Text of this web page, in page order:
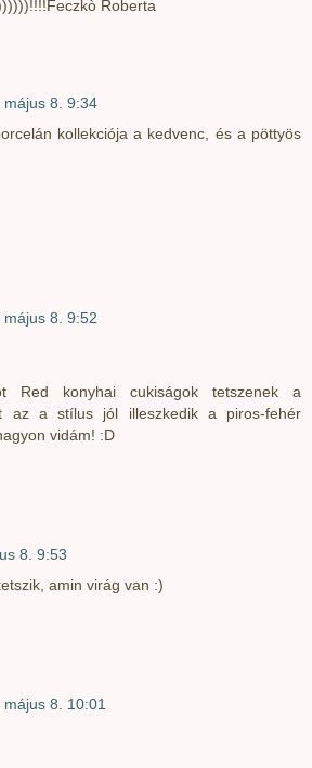
Roberta
május 8. 9:34
kollekciója a kedvenc, és a pöttyös
május 8. 9:52
Red konyhai cukiságok tetszenek a
az a stílus jól illeszkedik a piros-fehér
vidám! :D
8. 9:53
amin virág van :)
május 8. 10:01